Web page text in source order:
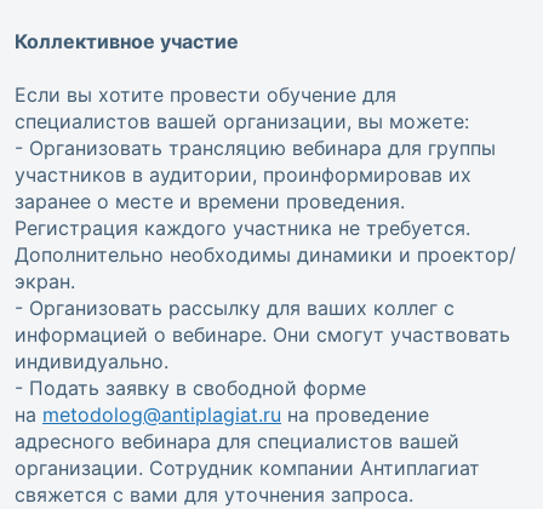
Коллективное участие
Если вы хотите провести обучение для
специалистов вашей организации, вы можете:
- Организовать трансляцию вебинара для группы
участников в аудитории, проинформировав их
заранее о месте и времени проведения.
Регистрация каждого участника не требуется.
Дополнительно необходимы динамики и проектор/
экран.
- Организовать рассылку для ваших коллег с
информацией о вебинаре. Они смогут участвовать
индивидуально.
- Подать заявку в свободной форме
на metodolog@antiplagiat.ru на проведение
адресного вебинара для специалистов вашей
организации. Сотрудник компании Антиплагиат
свяжется с вами для уточнения запроса.